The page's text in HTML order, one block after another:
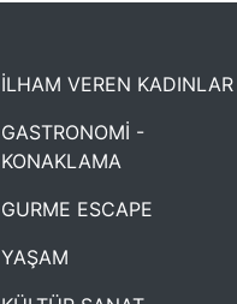
İLHAM VEREN KADINLAR
GASTRONOMİ -
KONAKLAMA
GURME ESCAPE
YAŞAM